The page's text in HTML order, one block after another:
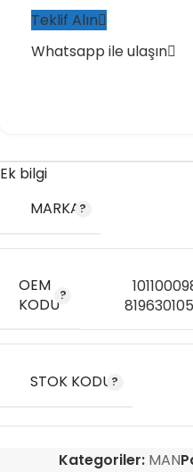
Teklif Alın
Whatsapp ile ulaşın
Ek bilgi
MARKA
OEM
KODU
STOK KODU
Kategoriler: MAN